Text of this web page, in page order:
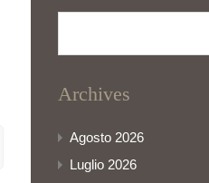
Archives
Agosto 2026
Luglio 2026